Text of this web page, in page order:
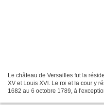
Le château de Versailles fut la
XV et Louis XVI. Le roi et la cour y
1682 au 6 octobre 1789, à